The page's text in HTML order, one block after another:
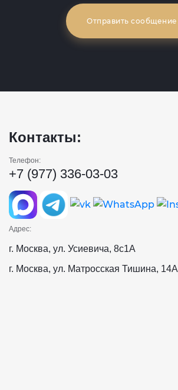
Отправить сообщение
Контакты:
Телефон:
+7 (977) 336-03-03
Адрес:
г. Москва, ул. Усиевича, 8с1А
г. Москва, ул. Матросская Тишина, 14А